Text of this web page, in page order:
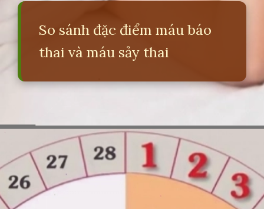
So sánh đặc điểm máu báo
thai và máu sảy thai
Đang mở